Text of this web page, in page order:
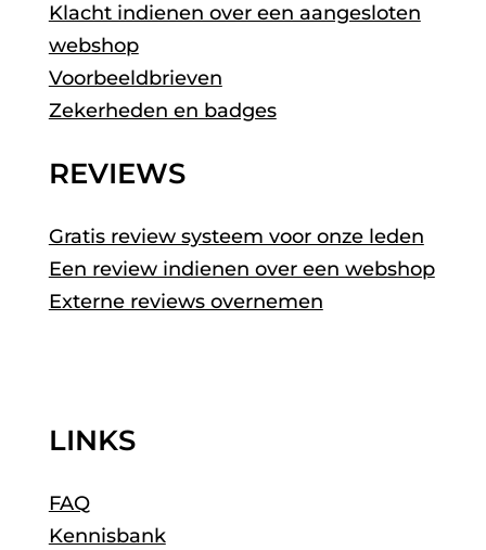
Klacht indienen over een aangesloten
webshop
Voorbeeldbrieven
Zekerheden en badges
REVIEWS
Gratis review systeem voor onze leden
Een review indienen over een webshop
Externe reviews overnemen
LINKS
FAQ
Kennisbank